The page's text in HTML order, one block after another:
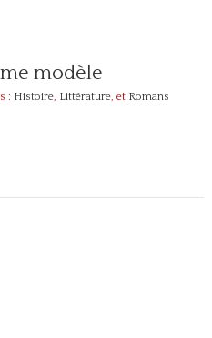
modèle
: Histoire, Littérature, et Romans